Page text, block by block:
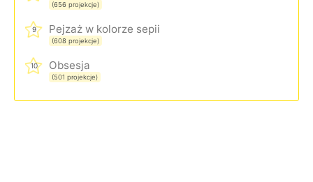
(656 projekcje)
9 Pejzaż w kolorze sepii
(608 projekcje)
10 Obsesja
(501 projekcje)